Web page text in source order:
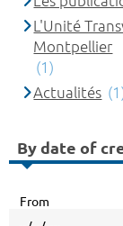
L'Unité
Montpellier
(1)
Actualités
By date of
From